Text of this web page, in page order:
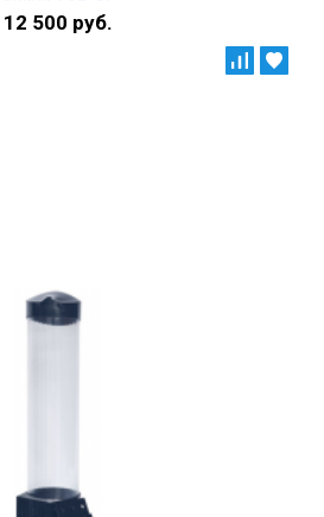
12 500 руб.